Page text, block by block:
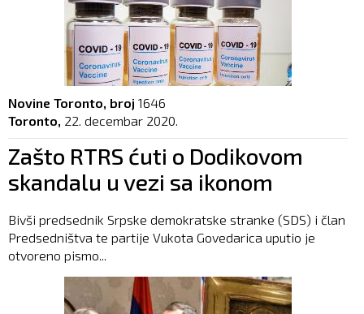
Novine Toronto, broj 1646
Toronto, 22. decembar 2020.
Zašto RTRS ćuti o Dodikovom
skandalu u vezi sa ikonom
Bivši predsednik Srpske demokratske stranke (SDS) i član
Predsedništva te partije Vukota Govedarica uputio je
otvoreno pismo...